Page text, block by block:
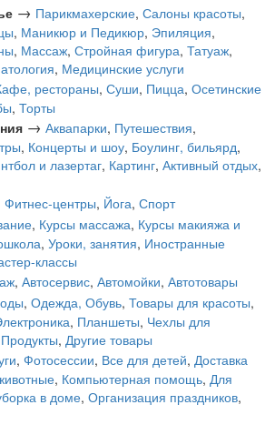
→ Парикмахерские, Салоны красоты,
, Маникюр и Педикюр, Эпиляция,
, Массаж, Стройная фигура, Татуаж,
, Медицинские услуги
рестораны, Суши, Пицца, Осетинские
, Торты
→ Аквапарки, Путешествия,
, Концерты и шоу, Боулинг, бильярд,
и лазертаг, Картинг, Активный отдых,
Фитнес-центры, Йога, Спорт
, Курсы массажа, Курсы макияжа и
, Уроки, занятия, Иностранные
классы
, Автосервис, Автомойки, Автотовары
, Одежда, Обувь, Товары для красоты,
, Планшеты, Чехлы для
Продукты, Другие товары
, Фотосессии, Все для детей, Доставка
, Компьютерная помощь, Для
в доме, Организация праздников,